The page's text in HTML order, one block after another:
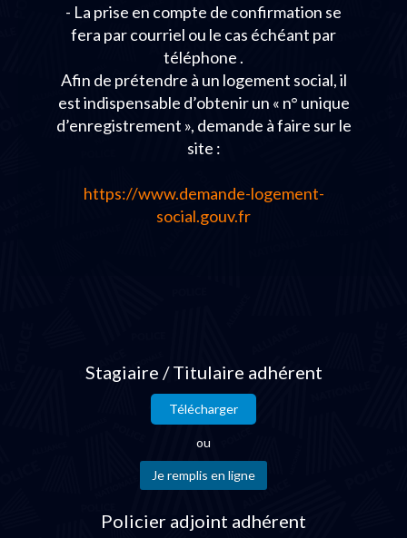
- La prise en compte de confirmation se
fera par courriel ou le cas échéant par
téléphone .
Afin de prétendre à un logement social, il
est indispensable d’obtenir un « n° unique
d’enregistrement », demande à faire sur le
site :
https://www.demande-logement-
social.gouv.fr
Stagiaire / Titulaire adhérent
Télécharger
ou
Policier adjoint adhérent